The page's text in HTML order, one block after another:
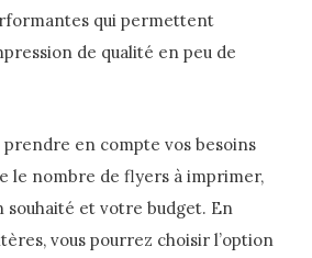
qui permettent
de qualité en peu de
en compte vos besoins
le nombre de flyers à imprimer,
souhaité et votre budget. En
vous pourrez choisir l’option